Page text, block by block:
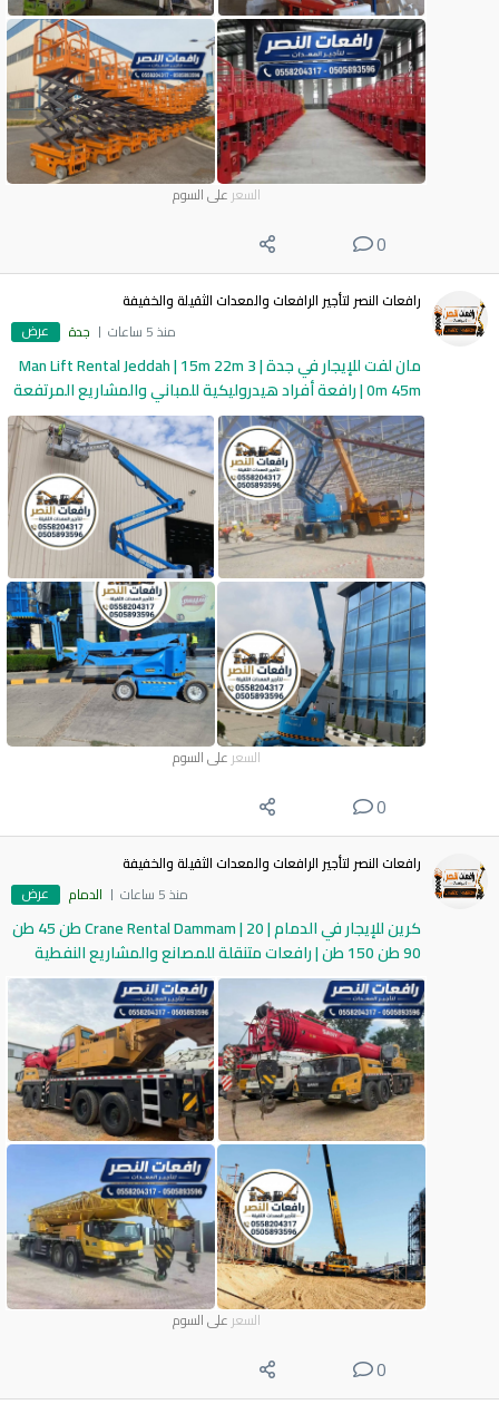
السعر على السوم
0
رافعات النصر لتأجير الرافعات والمعدات الثقيلة والخفيفة
منذ 5 ساعات
جدة عرض
مان لفت للإيجار في جدة | Man Lift Rental Jeddah | 15m 22m 3
0m 45m | رافعة أفراد هيدروليكية للمباني والمشاريع المرتفعة
السعر على السوم
0
رافعات النصر لتأجير الرافعات والمعدات الثقيلة والخفيفة
منذ 5 ساعات
الدمام عرض
كرين للإيجار في الدمام | Crane Rental Dammam | 20 طن 45 طن
90 طن 150 طن | رافعات متنقلة للمصانع والمشاريع النفطية
السعر على السوم
0